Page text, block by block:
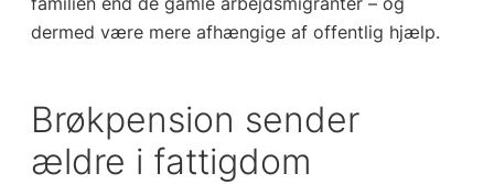
dermed være mere afhængige af offentlig hjælp.
Brøkpension sender
ældre i fattigdom